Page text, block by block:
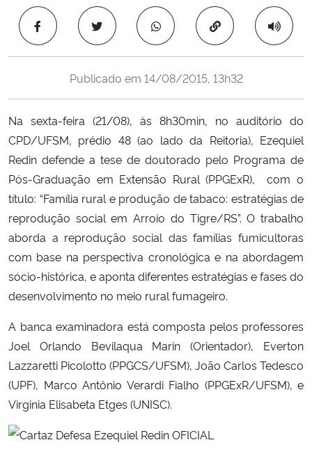
Ministério da Educação
Ministério de Minas e Energia
Ministério da Ciência, Tecnologia, Inovações e Comunicações
Ministério do Meio Ambiente
Ministério do Turismo
Ministério do Desenvolvimento Regional
Ministério da Mulher, da Família e dos Direitos Humanos
Secretaria-Geral
Copiar para área
Publicado em 14/08/2015, 13h32
Na sexta-feira (21/08), às 8h30min, no auditório do
CPD/UFSM, prédio 48 (ao lado da Reitoria), Ezequiel
Redin defende a tese de doutorado pelo Programa de
Pós-Graduação em Extensão Rural (PPGExR), com o
título: “Família rural e produção de tabaco: estratégias de
reprodução social em Arroio do Tigre/RS”. O trabalho
aborda a reprodução social das famílias fumicultoras
com base na perspectiva cronológica e na abordagem
sócio-histórica, e aponta diferentes estratégias e fases do
desenvolvimento no meio rural fumageiro.
A banca examinadora está composta pelos professores
Joel Orlando Bevilaqua Marin (Orientador), Everton
Lazzaretti Picolotto (PPGCS/UFSM), João Carlos Tedesco
(UPF), Marco Antônio Verardi Fialho (PPGExR/UFSM), e
Virginia Elisabeta Etges (UNISC).